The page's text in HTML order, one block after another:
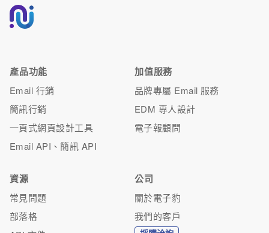
產品功能
Email 行銷
簡訊行銷
一頁式網頁設計工具
Email API、簡訊 API
加值服務
品牌專屬 Email 服務
EDM 專人設計
電子報顧問
資源
常見問題
部落格
公司
關於電子豹
我們的客戶